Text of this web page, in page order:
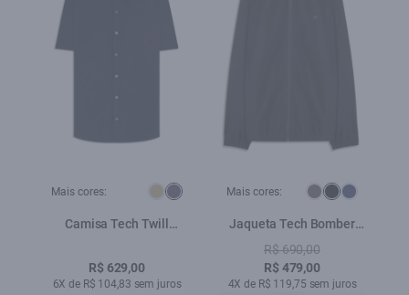
Mais cores:
Camisa Tech Twill
Blue
R$ 629,00
6X de R$ 104,83 sem juros
Mais cores:
Jaqueta Tech Bomber
Hood Preto
R$ 690,00
R$ 479,00
4X de R$ 119,75 sem juros